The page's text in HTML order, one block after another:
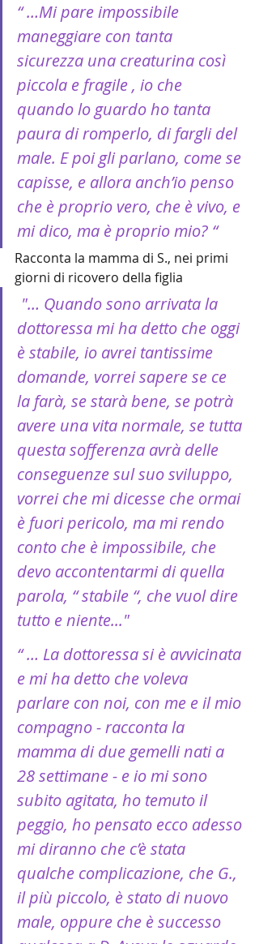
“ …Mi pare impossibile
maneggiare con tanta
sicurezza una creaturina così
piccola e fragile , io che
quando lo guardo ho tanta
paura di romperlo, di fargli del
male. E poi gli parlano, come se
capisse, e allora anch’io penso
che è proprio vero, che è vivo, e
mi dico, ma è proprio mio? “
Racconta la mamma di S., nei primi
giorni di ricovero della figlia
dottoressa mi ha detto che oggi
è stabile, io avrei tantissime
domande, vorrei sapere se ce
la farà, se starà bene, se potrà
avere una vita normale, se tutta
questa sofferenza avrà delle
conseguenze sul suo sviluppo,
vorrei che mi dicesse che ormai
è fuori pericolo, ma mi rendo
conto che è impossibile, che
devo accontentarmi di quella
parola, “ stabile “, che vuol dire
tutto e niente..."
“ … La dottoressa si è avvicinata
e mi ha detto che voleva
parlare con noi, con me e il mio
compagno - racconta la
mamma di due gemelli nati a
28 settimane - e io mi sono
subito agitata, ho temuto il
peggio, ho pensato ecco adesso
mi diranno che c’è stata
qualche complicazione, che G.,
il più piccolo, è stato di nuovo
male, oppure che è successo